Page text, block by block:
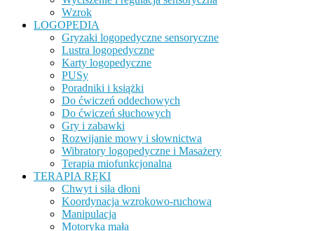
Wzrok
LOGOPEDIA
Gryzaki logopedyczne sensoryczne
Lustra logopedyczne
Karty logopedyczne
PUSy
Poradniki i książki
Do ćwiczeń oddechowych
Do ćwiczeń słuchowych
Gry i zabawki
Rozwijanie mowy i słownictwa
Wibratory logopedyczne i Masażery
Terapia miofunkcjonalna
TERAPIA RĘKI
Chwyt i siła dłoni
Koordynacja wzrokowo-ruchowa
Manipulacja
Motoryka mała